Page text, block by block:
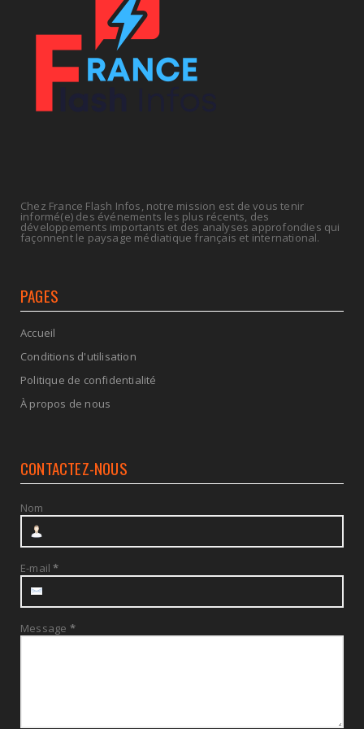
UNCATEGORIZED
Retraites : nouveau plaidoyer pour un coup de
frein sur les ...
Chez France Flash Infos, notre mission est de vous tenir
informé(e) des événements les plus récents, des
développements importants et des analyses approfondies qui
façonnent le paysage médiatique français et international.
PAGES
Accueil
Conditions d'utilisation
Politique de confidentialité
À propos de nous
CONTACTEZ-NOUS
Nom
E-mail*
Message *